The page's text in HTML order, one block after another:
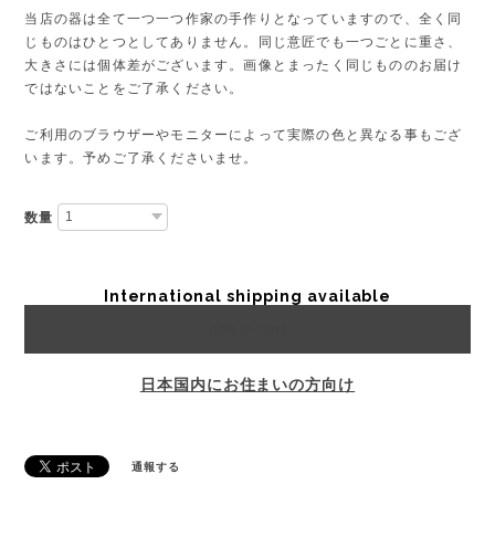
当店の器は全て一つ一つ作家の手作りとなっていますので、全く同
じものはひとつとしてありません。同じ意匠でも一つごとに重さ、
大きさには個体差がございます。画像とまったく同じもののお届け
ではないことをご了承ください。
ご利用のブラウザーやモニターによって実際の色と異なる事もござ
います。予めご了承くださいませ。
数量
International shipping available
日本国内にお住まいの方向け
通報する